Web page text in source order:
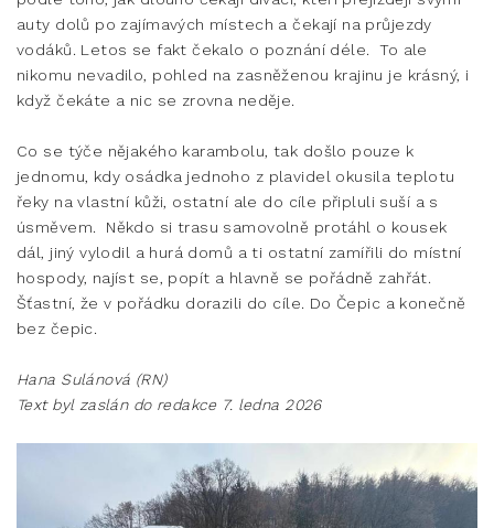
auty dolů po zajímavých místech a čekají na průjezdy
vodáků. Letos se fakt čekalo o poznání déle. To ale
nikomu nevadilo, pohled na zasněženou krajinu je krásný, i
když čekáte a nic se zrovna neděje.
Co se týče nějakého karambolu, tak došlo pouze k
jednomu, kdy osádka jednoho z plavidel okusila teplotu
řeky na vlastní kůži, ostatní ale do cíle připluli suší a s
úsměvem. Někdo si trasu samovolně protáhl o kousek
dál, jiný vylodil a hurá domů a ti ostatní zamířili do místní
hospody, najíst se, popít a hlavně se pořádně zahřát.
Šťastní, že v pořádku dorazili do cíle. Do Čepic a konečně
bez čepic.
Hana Sulánová (RN)
Text byl zaslán do redakce 7. ledna 2026